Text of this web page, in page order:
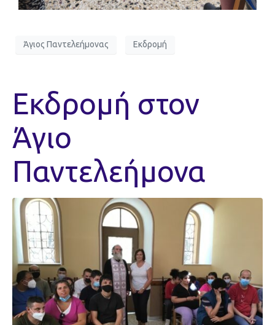
Άγιος Παντελεήμονας Εκδρομή
Εκδρομή στον
Άγιο
Παντελεήμονα